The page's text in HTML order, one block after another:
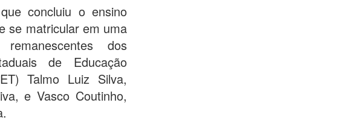
concluiu o ensino
se matricular em uma
dos
de Educação
Talmo Luiz Silva,
e Vasco Coutinho,